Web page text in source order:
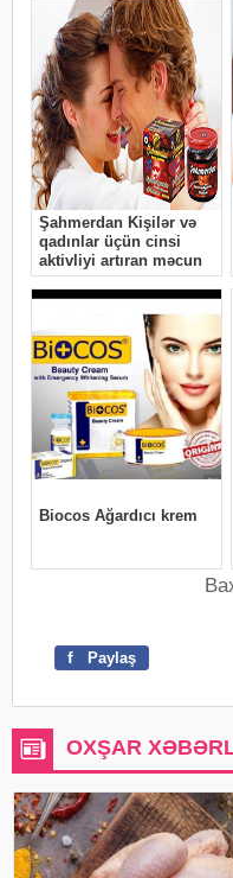
f Paylaş
OXŞAR